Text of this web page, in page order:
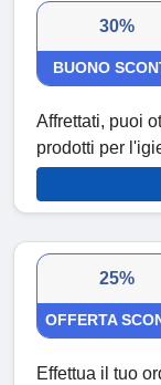
30%
BUONO
Affrettati, puoi
prodotti per
25%
OFFERTA
Effettua il tuo